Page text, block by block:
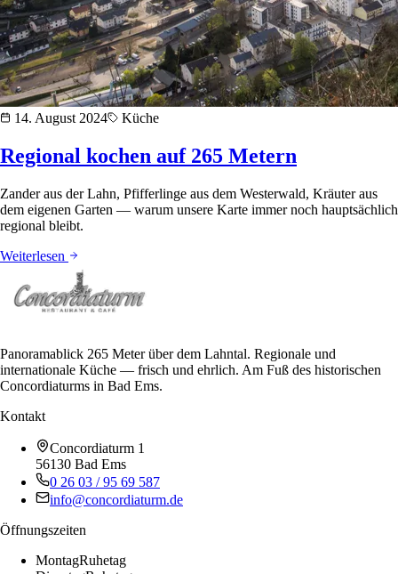
14. August 2024 Küche
Regional kochen auf 265 Metern
Zander aus der Lahn, Pfifferlinge aus dem Westerwald, Kräuter aus
dem eigenen Garten — warum unsere Karte immer noch hauptsächlich
regional bleibt.
Weiterlesen
Panoramablick 265 Meter über dem Lahntal. Regionale und
internationale Küche — frisch und ehrlich. Am Fuß des historischen
Concordiaturms in Bad Ems.
Kontakt
Concordiaturm 1
56130 Bad Ems
0 26 03 / 95 69 587
info@concordiaturm.de
Öffnungszeiten
MontagRuhetag